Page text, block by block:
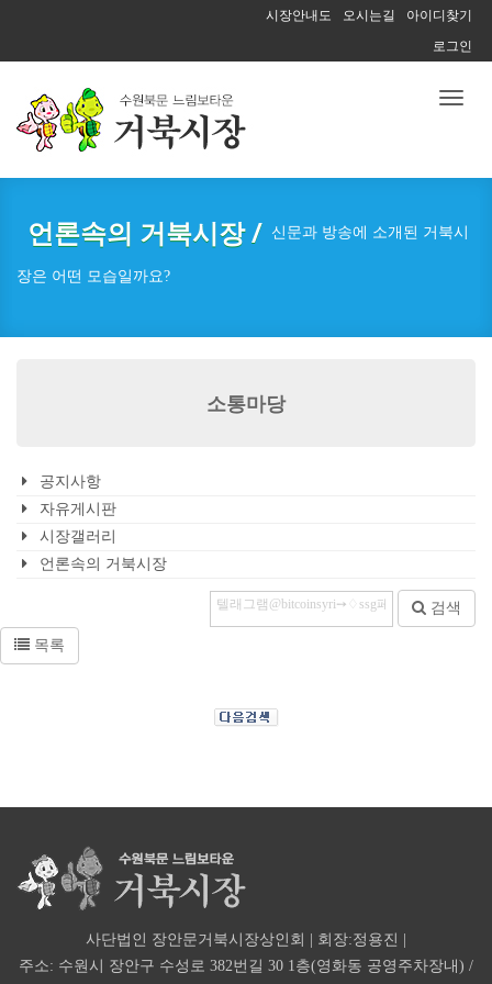
시장안내도 오시는길
아이디찾기
로그인
Toggle
언론속의 거북시장 / 신문과 방송에 소개된 거북시
장은 어떤 모습일까요?
소통마당
공지사항
자유게시판
시장갤러리
언론속의 거북시장
검색
목록
사단법인 장안문거북시장상인회 | 회장:정용진 |
주소: 수원시 장안구 수성로 382번길 30 1층(영화동 공영주차장내) /